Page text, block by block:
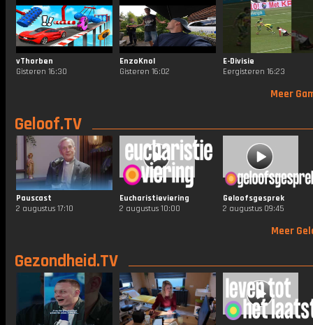
vThorben
Gisteren 16:30
EnzoKnol
Gisteren 16:02
E-Divisie
Eergisteren 16:23
Meer
Geloof.TV
Pauscast
2 augustus 17:10
Eucharistieviering
2 augustus 10:00
Geloofsgesprek
2 augustus 09:45
Meer
Gezondheid.TV